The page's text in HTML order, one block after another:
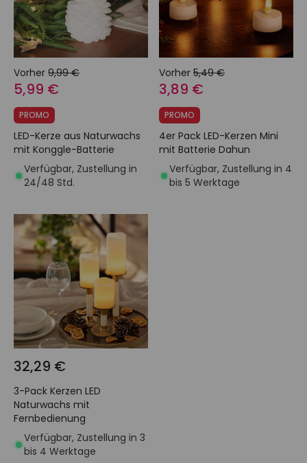
Vorher 9,99 €
5,99 €
PROMO
LED-Kerze aus Naturwachs
mit Konggle-Batterie
Verfügbar, Zustellung in
24/48 Std.
Vorher 5,49 €
3,89 €
PROMO
4er Pack LED-Kerzen Mini
mit Batterie Dahun
Verfügbar, Zustellung in 4
bis 5 Werktage
32,29 €
3-Pack Kerzen LED
Naturwachs mit
Fernbedienung
Verfügbar, Zustellung in 3
bis 4 Werktage